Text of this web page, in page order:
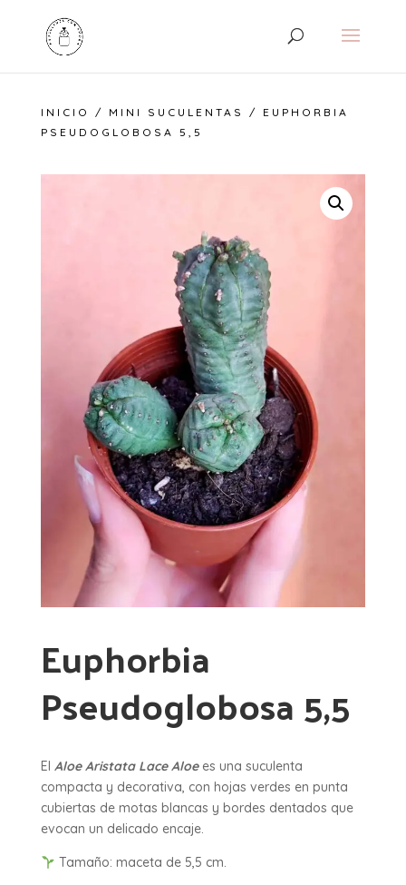
INICIO / MINI SUCULENTAS
/ EUPHORBIA
PSEUDOGLOBOSA 5,5
Euphorbia
Pseudoglobosa 5,5
El Aloe Aristata Lace Aloees una suculenta
compacta y decorativa, con hojas verdes en punta
cubiertas de motas blancas y bordes dentados que
evocan un delicado encaje.
Tamaño: maceta de 5,5 cm.